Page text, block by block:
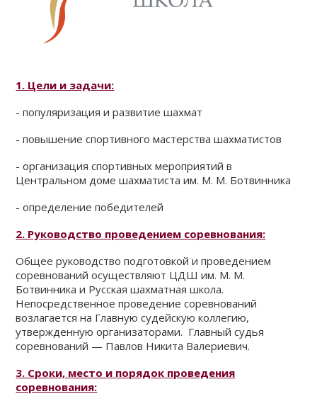
КЛУБ
1. Цели и задачи:
- популяризация и развитие шахмат
- повышение спортивного мастерства шахматистов
- организация спортивных мероприятий в
Центральном доме шахматиста им. М. М. Ботвинника
- определение победителей
2. Руководство проведением соревнования:
Общее руководство подготовкой и проведением
соревнований осуществляют ЦДШ им. М. М.
Ботвинника и Русская шахматная школа.
Непосредственное проведение соревнований
возлагается на Главную судейскую коллегию,
утвержденную организаторами. Главный судья
соревнований — Павлов Никита Валериевич.
3. Сроки, место и порядок проведения
соревнования: